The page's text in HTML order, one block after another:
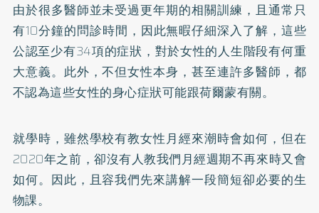
由於很多醫師並未受過更年期的相關訓練，且通常只
有10分鐘的問診時間，因此無暇仔細深入了解，這些
公認至少有34項的症狀，對於女性的人生階段有何重
大意義。此外，不但女性本身，甚至連許多醫師，都
不認為這些女性的身心症狀可能跟荷爾蒙有關。
就學時，雖然學校有教女性月經來潮時會如何，但在
2020年之前，卻沒有人教我們月經週期不再來時又會
如何。因此，且容我們先來講解一段簡短卻必要的生
物課。